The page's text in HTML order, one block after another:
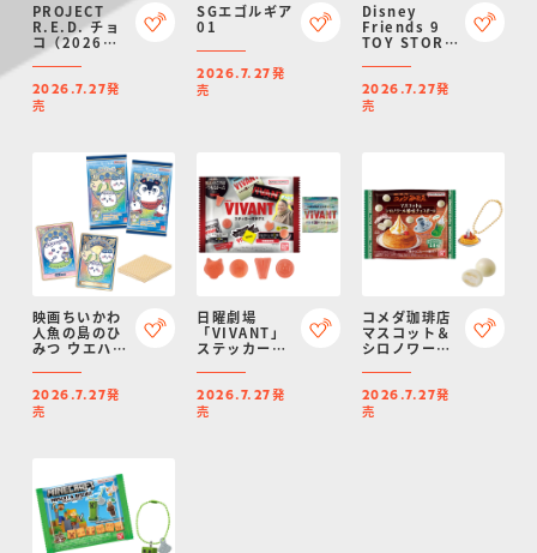
PROJECT
R.E.D. チョ
コ（2026年7
月リニューア
ル）
2026.7.27発
売
SGエゴルギア
01
2026.7.27発
売
Disney
Friends 9
TOY STORY
2026.7.27発
売
映画ちいかわ
人魚の島のひ
みつ ウエハー
2026.7.27発
売
日曜劇場
「VIVANT」
ステッカー付
2026.7.27発
売
コメダ珈琲店
マスコット＆
シロノワール
ーロ
2026.7.27発
売